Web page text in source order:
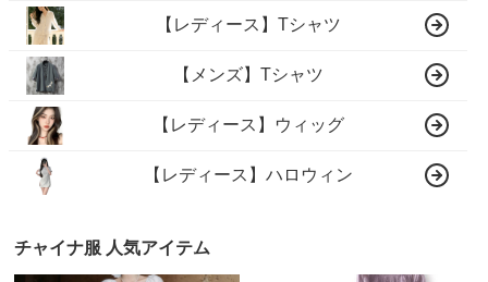
【レディース】Tシャツ
【メンズ】Tシャツ
【レディース】ウィッグ
【レディース】ハロウィン
チャイナ服 人気アイテム